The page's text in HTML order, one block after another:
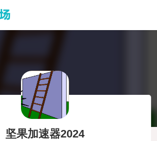
坚果加速器2024